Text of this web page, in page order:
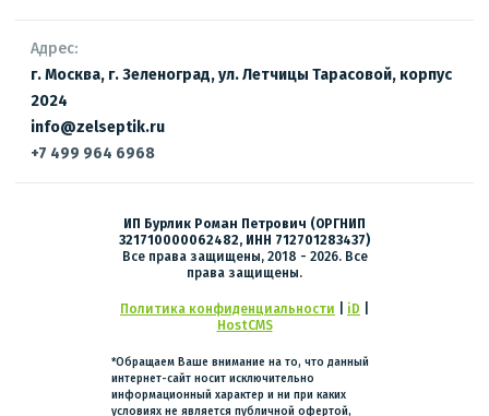
Адрес:
г. Москва, г. Зеленоград, ул. Летчицы Тарасовой, корпус
2024
info@zelseptik.ru
+7 499 964 6968
ИП Бурлик Роман Петрович (ОРГНИП
321710000062482, ИНН 712701283437)
Все права защищены, 2018 - 2026. Все
права защищены.
Политика конфиденциальности iD
HostCMS
*Обращаем Ваше внимание на то, что данный
интернет-сайт носит исключительно
информационный характер и ни при каких
условиях не является публичной офертой,